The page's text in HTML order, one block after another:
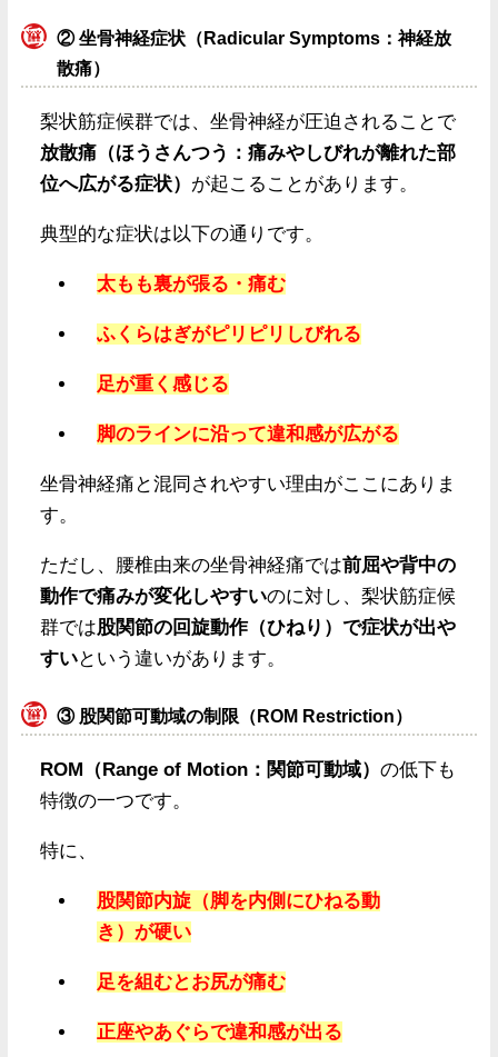
② 坐骨神経症状（Radicular Symptoms：神経放
散痛）
梨状筋症候群では、坐骨神経が圧迫されることで
放散痛（ほうさんつう：痛みやしびれが離れた部
位へ広がる症状） が起こることがあります。
典型的な症状は以下の通りです。
太もも裏が張る・痛む
ふくらはぎがピリピリしびれる
足が重く感じる
脚のラインに沿って違和感が広がる
坐骨神経痛と混同されやすい理由がここにありま
す。
ただし、腰椎由来の坐骨神経痛では前屈や背中の
動作で痛みが変化しやすいのに対し、梨状筋症候
群では股関節の回旋動作（ひねり）で症状が出や
すいという違いがあります。
③ 股関節可動域の制限（ROM Restriction）
ROM（Range of Motion：関節可動域） の低下も
特徴の一つです。
特に、
股関節内旋（脚を内側にひねる動
き）が硬い
足を組むとお尻が痛む
正座やあぐらで違和感が出る